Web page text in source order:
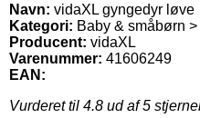
Navn: vidaXL gyngedyr løve
Kategori: Baby & småbørn
Producent: vidaXL
Varenummer: 41606249
EAN:
Vurderet til 4.8 ud af 5